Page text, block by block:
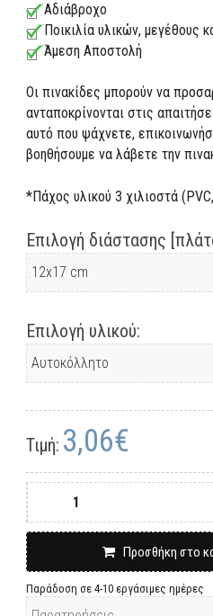
Αδιάβροχο
Ποικιλία υλικών, μεγέθους
Άμεση Αποστολή
Οι πινακίδες μπορούν να
ανταποκρίνονται στις
αυτό που ψάχνετε,
βοηθήσουμε να λάβετε την
*Πάχος υλικού 3 χιλιοστά
Επιλογή διάστασης
Επιλογή υλικού:
Τιμή: 3,06€
Προσθήκη στο
Παράδοση σε 4-10 εργάσιμες ημέρες